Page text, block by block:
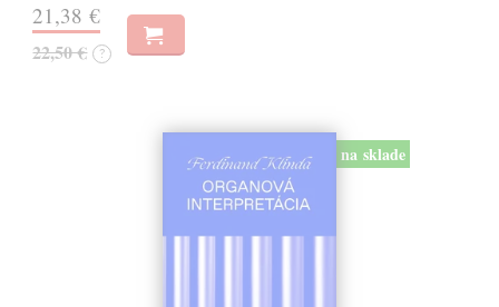
21,38 €
22,50 € ?
na sklade